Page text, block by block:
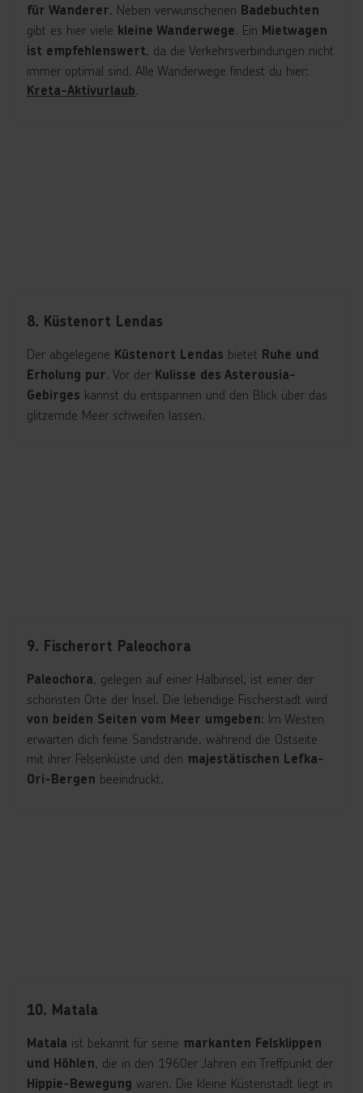
für Wanderer. Neben verwunschenen Badebuchten
gibt es hier viele kleine Wanderwege. Ein Mietwagen
ist empfehlenswert, da die Verkehrsverbindungen nicht
immer optimal sind. Alle Wanderwege findest du hier:
Kreta-Aktivurlaub.
8. Küstenort Lendas
Der abgelegene Küstenort Lendas bietet Ruhe und
Erholung pur. Vor der Kulisse des Asterousia-
Gebirges kannst du entspannen und den Blick über das
glitzernde Meer schweifen lassen.
9. Fischerort Paleochora
Paleochora, gelegen auf einer Halbinsel, ist einer der
schönsten Orte der Insel. Die lebendige Fischerstadt wird
von beiden Seiten vom Meer umgeben: Im Westen
erwarten dich feine Sandstrände, während die Ostseite
mit ihrer Felsenküste und den majestätischen Lefka-
Ori-Bergen beeindruckt.
10. Matala
Matala ist bekannt für seine markanten Felsklippen
und Höhlen, die in den 1960er Jahren ein Treffpunkt der
Hippie-Bewegung waren. Die kleine Küstenstadt liegt in